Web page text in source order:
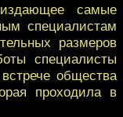
самые
специалистам
размеров
специалисты
общества
проходила в